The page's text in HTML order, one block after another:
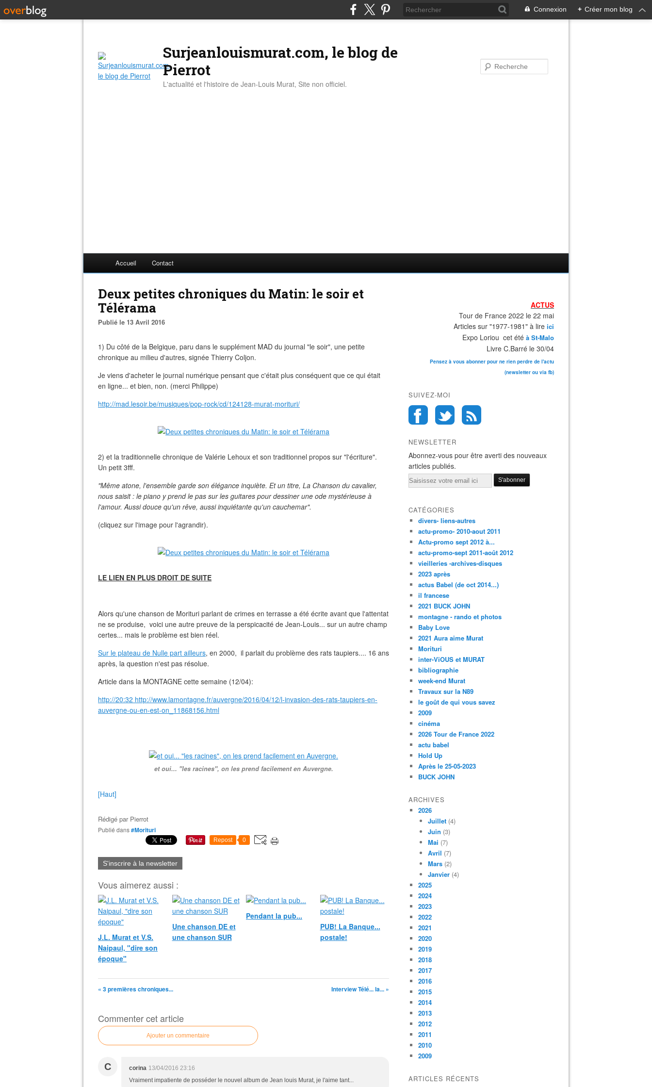
Connexion + Créer mon blog
Surjeanlouismurat.com, le blog de
Pierrot
L'actualité et l'histoire de Jean-Louis Murat, Site non officiel.
Accueil Contact
Deux petites chroniques du Matin: le soir et
Télérama
Publié le 13 Avril 2016
1) Du côté de la Belgique, paru dans le supplément MAD du journal "le soir", une petite
chronique au milieu d'autres, signée Thierry Coljon.
Je viens d'acheter le journal numérique pensant que c'était plus conséquent que ce qui était
en ligne... et bien, non. (merci Philippe)
http://mad.lesoir.be/musiques/pop-rock/cd/124128-murat-morituri/
2) et la traditionnelle chronique de Valérie Lehoux et son traditionnel propos sur "l'écriture".
Un petit 3fff.
"Même atone, l'ensemble garde son élégance inquiète. Et un titre, La Chanson du cavalier,
nous saisit : le ­piano y prend le pas sur les guitares pour dessiner une ode mystérieuse à
l'amour. Aussi douce qu'un rêve, aussi inquiétante qu'un cauchemar".
(cliquez sur l'image pour l'agrandir).
LE LIEN EN PLUS DROIT DE SUITE
Alors qu'une chanson de Morituri parlant de crimes en terrasse a été écrite avant que l'attentat
ne se produise, voici une autre preuve de la perspicacité de Jean-Louis... sur un autre champ
certes... mais le problème est bien réel.
Sur le plateau de Nulle part ailleurs, en 2000, il parlait du problème des rats taupiers.... 16 ans
après, la question n'est pas résolue.
Article dans la MONTAGNE cette semaine (12/04):
http://20:32 http://www.lamontagne.fr/auvergne/2016/04/12/l-invasion-des-rats-taupiers-en-
auvergne-ou-en-est-on_11868156.html
et oui... "les racines", on les prend facilement en Auvergne.
[Haut]
Rédigé par Pierrot
Publié dans#Morituri
Repost 0
S'inscrire à la newsletter
Vous aimerez aussi :
J.L. Murat et V.S.
Naipaul, "dire son
époque"
Une chanson DE et
une chanson SUR
Pendant la pub...
PUB! La Banque...
postale!
« 3 premières chroniques... Interview Télé... la... »
Commenter cet article
Ajouter un commentaire
C corina 13/04/2016 23:16
Vraiment impatiente de posséder le nouvel album de Jean louis Murat, je l'aime tant...
ACTUS
Tour de France 2022 le 22 mai
Articles sur "1977-1981" à lire ici
Expo Loriou cet été à St-Malo
Livre C.Barré le 30/04
Pensez à vous abonner pour ne rien perdre de l'actu
(newsletter ou via fb)
SUIVEZ-MOI
NEWSLETTER
Abonnez-vous pour être averti des nouveaux
articles publiés.
Email
CATÉGORIES
divers- liens-autres
actu-promo- 2010-aout 2011
Actu-promo sept 2012 à...
actu-promo-sept 2011-août 2012
vieilleries -archives-disques
2023 après
actus Babel (de oct 2014...)
il francese
2021 BUCK JOHN
montagne - rando et photos
Baby Love
2021 Aura aime Murat
Morituri
inter-ViOUS et MURAT
bibliographie
week-end Murat
Travaux sur la N89
le goût de qui vous savez
2009
cinéma
2026 Tour de France 2022
actu babel
Hold Up
Après le 25-05-2023
BUCK JOHN
ARCHIVES
2026
Juillet (4)
Juin (3)
Mai (7)
Avril (7)
Mars (2)
Janvier (4)
2025
2024
2023
2022
2021
2020
2019
2018
2017
2016
2015
2014
2013
2012
2011
2010
2009
ARTICLES RÉCENTS